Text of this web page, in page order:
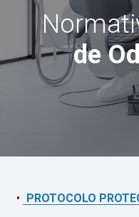
de
• PROTOCOLO